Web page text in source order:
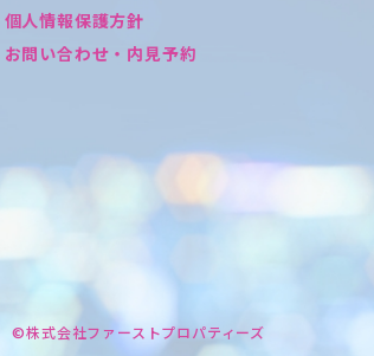
個人情報保護方針
お問い合わせ・内見予約
©株式会社ファーストプロパティーズ